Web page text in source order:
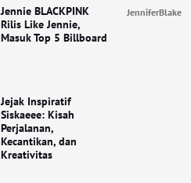
Jennie BLACKPINK
Rilis Like Jennie,
Masuk Top 5 Billboard
Jejak Inspiratif
Siskaeee: Kisah
Perjalanan,
Kecantikan, dan
Kreativitas
JenniferBlake